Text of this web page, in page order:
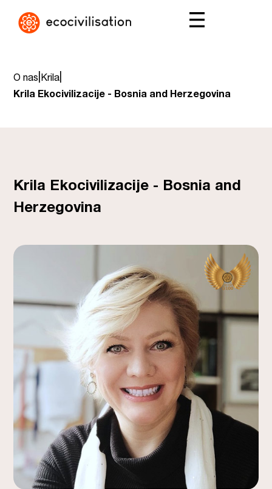
O nas Krila
Krila Ekocivilizacije - Bosnia and Herzegovina
Krila Ekocivilizacije - Bosnia and
Herzegovina